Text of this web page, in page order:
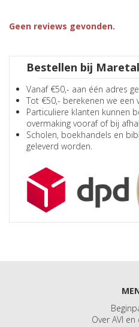
Geen reviews gevonden.
Bestellen bij
Vanaf €50,- aan één adres
Tot €50,- berekenen we een
Particuliere klanten kunnen
overmaking vooraf of bij
Scholen, boekhandels en
geleverd worden.
Over AVI